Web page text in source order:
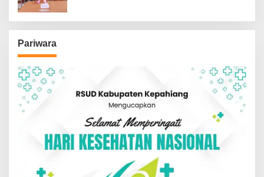
Pariwara